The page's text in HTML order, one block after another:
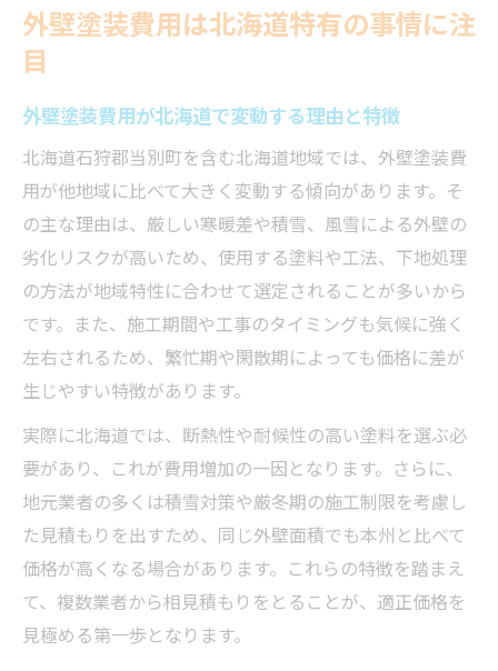
外壁塗装費用は断熱性能でどう異なるか解
外壁塗装で北海道独自の費用増減ポイント
外壁塗装の見積もり内訳で注目すべき項目
見積もり比較で外壁塗装費用の妥当性を判
断
外壁塗装費用で無駄な項目を見抜くポイン
ト
外壁塗装の内訳明細で過剰請求を防ぐ方法
内訳の違いで外壁塗装費用が大きく変わる
理由
当別町で相場より高額か即判断するコツ
外壁塗装の費用が高いと感じた時の見極め
方
相場と比較して外壁塗装費用を素早く判断
外壁塗装150万円は高いか判断する視点
外壁塗装の価格差に納得できる根拠を探す
外壁塗装費用は北海道特有の事情に注
目
外壁塗装費用が北海道で変動する理由と特徴
北海道石狩郡当別町を含む北海道地域では、外壁塗装費
用が他地域に比べて大きく変動する傾向があります。そ
の主な理由は、厳しい寒暖差や積雪、風雪による外壁の
劣化リスクが高いため、使用する塗料や工法、下地処理
の方法が地域特性に合わせて選定されることが多いから
です。また、施工期間や工事のタイミングも気候に強く
左右されるため、繁忙期や閑散期によっても価格に差が
生じやすい特徴があります。
実際に北海道では、断熱性や耐候性の高い塗料を選ぶ必
要があり、これが費用増加の一因となります。さらに、
地元業者の多くは積雪対策や厳冬期の施工制限を考慮し
た見積もりを出すため、同じ外壁面積でも本州と比べて
価格が高くなる場合があります。これらの特徴を踏まえ
て、複数業者から相見積もりをとることが、適正価格を
見極める第一歩となります。